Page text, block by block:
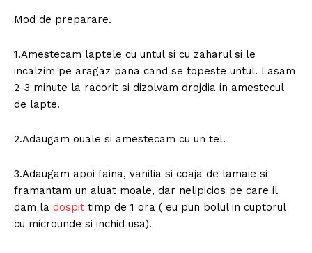
Mod de preparare.
1.Amestecam laptele cu untul si cu zaharul si le
incalzim pe aragaz pana cand se topeste untul. Lasam
2-3 minute la racorit si dizolvam drojdia in amestecul
de lapte.
2.Adaugam ouale si amestecam cu un tel.
3.Adaugam apoi faina, vanilia si coaja de lamaie si
framantam un aluat moale, dar nelipicios pe care il
dam la dospit timp de 1 ora ( eu pun bolul in cuptorul
cu microunde si inchid usa).